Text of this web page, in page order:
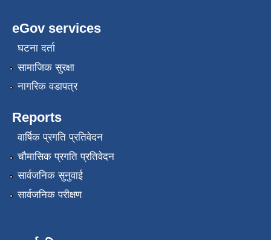
eGov services
घटना दर्ता
सामाजिक सुरक्षा
नागरिक वडापत्र
Reports
वार्षिक प्रगति प्रतिवेदन
चौमासिक प्रगति प्रतिवेदन
सार्वजनिक सुनुवाई
सार्वजनिक परीक्षण